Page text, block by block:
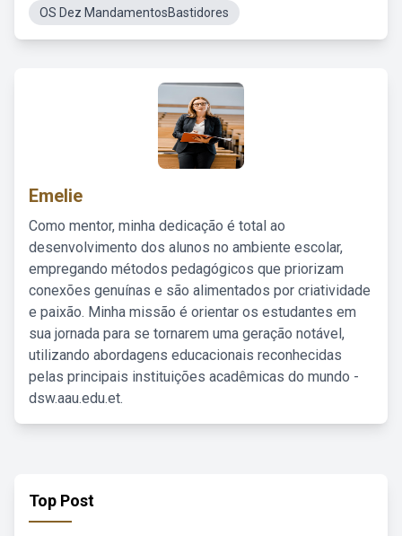
OS Dez MandamentosBastidores
Emelie
Como mentor, minha dedicação é total ao
desenvolvimento dos alunos no ambiente escolar,
empregando métodos pedagógicos que priorizam
conexões genuínas e são alimentados por criatividade
e paixão. Minha missão é orientar os estudantes em
sua jornada para se tornarem uma geração notável,
utilizando abordagens educacionais reconhecidas
pelas principais instituições acadêmicas do mundo -
dsw.aau.edu.et.
Top Post